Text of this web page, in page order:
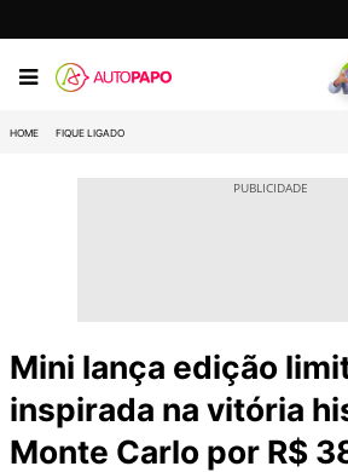
HOME FIQUE LIGADO
Mini lança edição
inspirada na vitória
Monte Carlo por R$